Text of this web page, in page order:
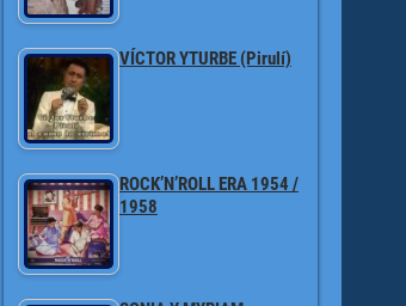
VÍCTOR YTURBE (Pirulí)
ROCK’N’ROLL ERA 1954 /
1958